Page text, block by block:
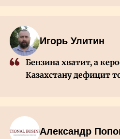
Игорь Улитин
Бензина хватит, а
Казахстану дефицит
Александр